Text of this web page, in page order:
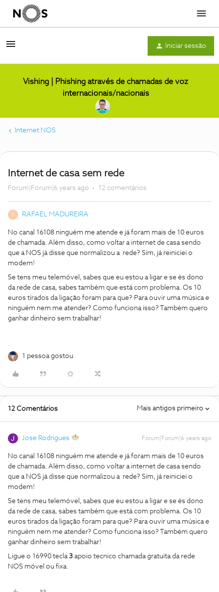
Menu
Iniciar sessão
Vishing | Phishing através de chamadas de voz
internacionais/nacionais
Internet NOS
Internet de casa sem rede
Forum|Forum|6 years ago 12 comentários
R RAFAEL MADUREIRA
No canal 16108 ninguém me atende e já foram mais de 10 euros
de chamada. Além disso, como voltar a internet de casa sendo
que a NOS já disse que normalizou a rede? Sim, já reiniciei o
modem!
Se tens meu telemóvel, sabes que eu estou a ligar e se és dono
da rede de casa, sabes também que está com problema. Os 10
euros tirados da ligação foram para que? Para ouvir uma música e
ninguém nem me atender? Como funciona isso? Também quero
ganhar dinheiro sem trabalhar!
1 pessoa gostou
12 Comentários Mais antigos primeiro
Jose Rodrigues Forum|Forum|6 years ago
No canal 16108 ninguém me atende e já foram mais de 10 euros
de chamada. Além disso, como voltar a internet de casa sendo
que a NOS já disse que normalizou a rede? Sim, já reiniciei o
modem!
Se tens meu telemóvel, sabes que eu estou a ligar e se és dono
da rede de casa, sabes também que está com problema. Os 10
euros tirados da ligação foram para que? Para ouvir uma música e
ninguém nem me atender? Como funciona isso? Também quero
ganhar dinheiro sem trabalhar!
Ligue o 16990 tecla3 apoio tecnico chamada gratuita da rede
NOS móvel ou fixa.